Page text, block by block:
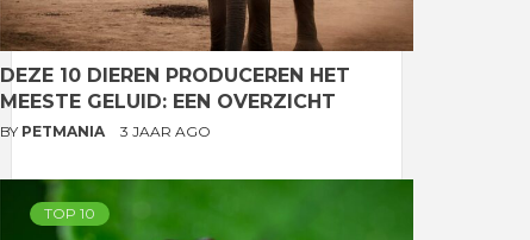
DEZE 10 DIEREN PRODUCEREN HET
MEESTE GELUID: EEN OVERZICHT
BY PETMANIA 3 JAAR AGO
TOP 10